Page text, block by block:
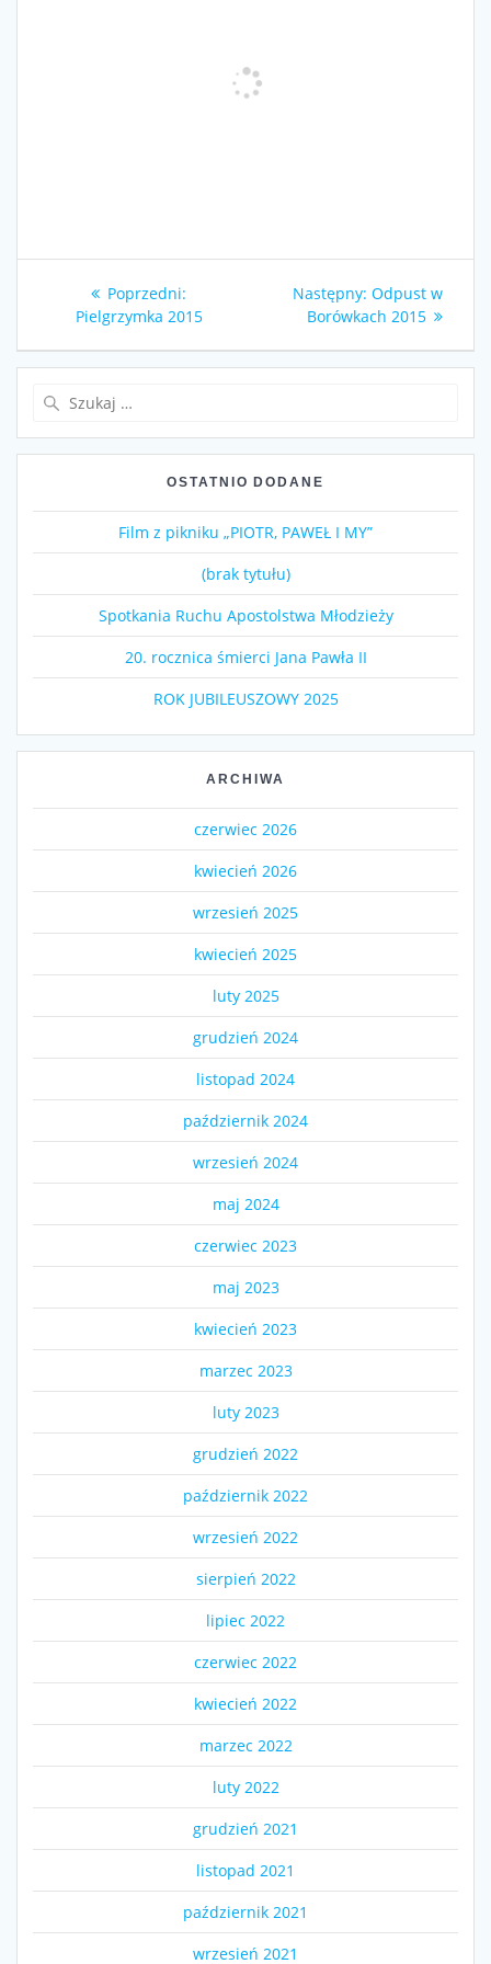
Nawigacja
wpisu
Poprzedni:
wpis:
Pielgrzymka 2015
Następny: Następny
wpis:
Odpust w
Borówkach 2015
OSTATNIO DODANE
Film z pikniku „PIOTR, PAWEŁ I MY”
(brak tytułu)
Spotkania Ruchu Apostolstwa Młodzieży
20. rocznica śmierci Jana Pawła II
ROK JUBILEUSZOWY 2025
ARCHIWA
czerwiec 2026
kwiecień 2026
wrzesień 2025
kwiecień 2025
luty 2025
grudzień 2024
listopad 2024
październik 2024
wrzesień 2024
maj 2024
czerwiec 2023
maj 2023
kwiecień 2023
marzec 2023
luty 2023
grudzień 2022
październik 2022
wrzesień 2022
sierpień 2022
lipiec 2022
czerwiec 2022
kwiecień 2022
marzec 2022
luty 2022
grudzień 2021
listopad 2021
październik 2021
wrzesień 2021